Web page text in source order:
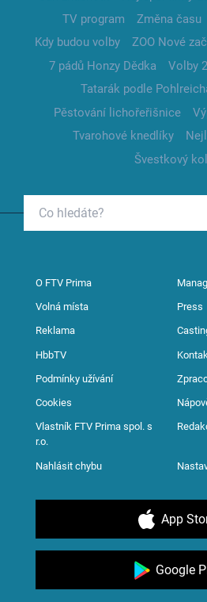
TV program
Změna času
Kdy budou volby
ZOO Nové
7 pádů Honzy Dědka
Volby
Tatarák podle
Pěstování lichořeřišnice
Tvarohové knedlíky
Švestkový
O FTV Prima
Volná místa Press
Reklama
HbbTV
Podmínky užívání
Cookies
Vlastník FTV Prima spol. s
r.o.
Nahlásit chybu
App
Google